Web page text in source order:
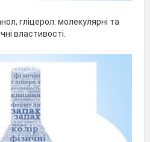
гліцерол: молекулярні та
властивості.